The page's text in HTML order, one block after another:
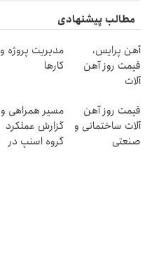
مطالب پیشنهادی
آهن پرایس،
قیمت روز آهن
آلات
مدیریت پروژه و
کارها
قیمت روز آهن
آلات ساختمانی و
صنعتی
مسیر همراهی و
گزارش عملکرد
گروه اسنپ در